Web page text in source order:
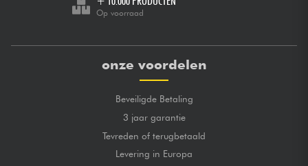
Op voorraad
onze voordelen
Beveiligde Betaling
3 jaar garantie
Tevreden of terugbetaald
Levering in Europa